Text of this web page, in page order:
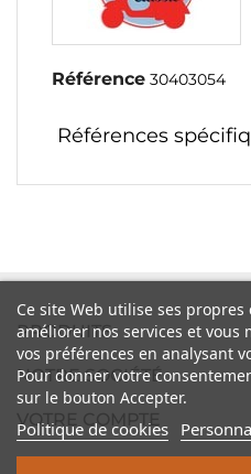
Référence 30403054
Références
PRODUITS
NOTRE SOCIÉTÉ
VOTRE COMPTE
Ce site Web utilise ses
améliorer nos services et vous
vos préférences en analysant
Pour donner votre
sur le bouton Accepter.
Politique de cookies